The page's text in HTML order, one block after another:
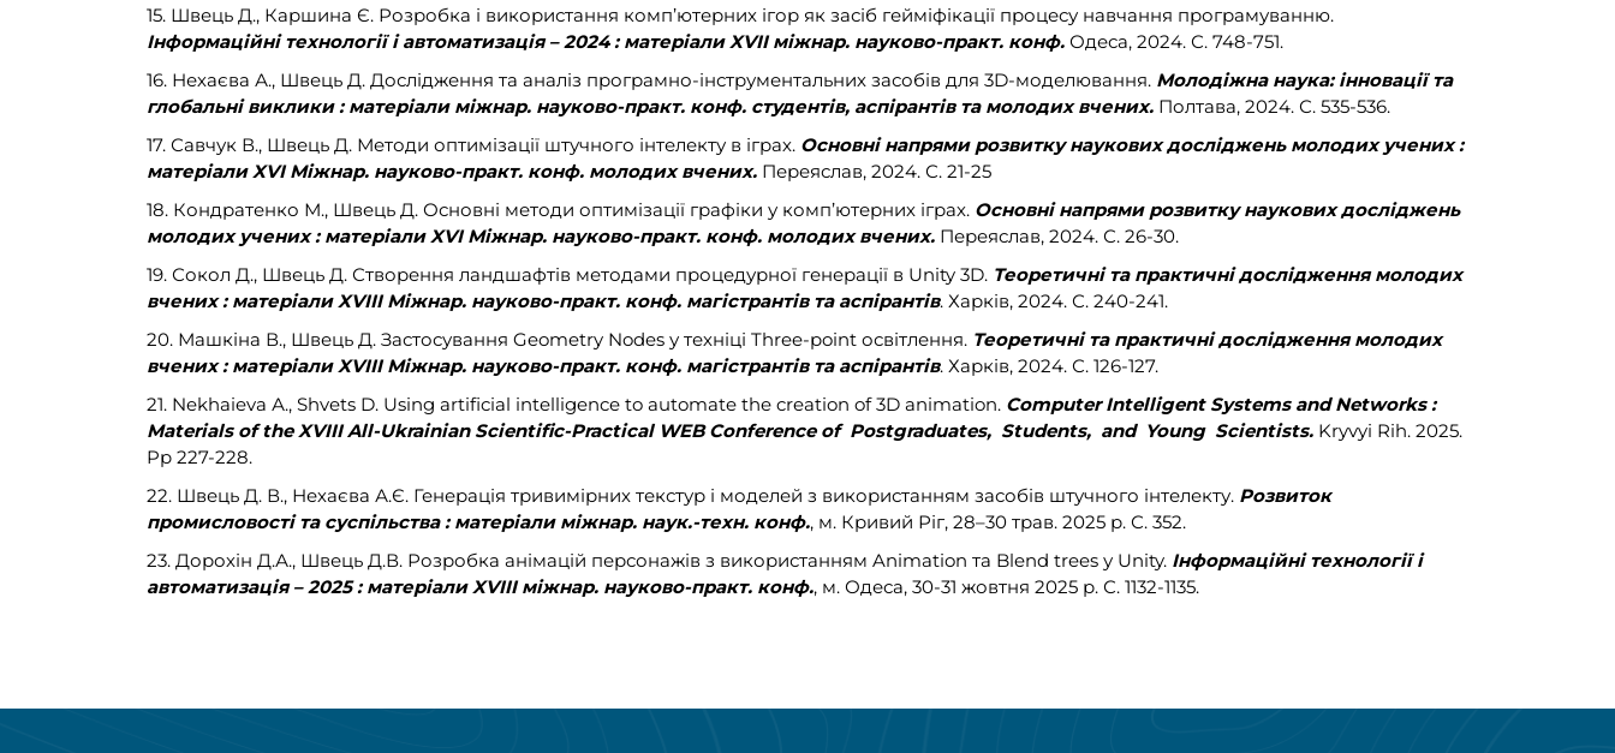
15. Швець Д., Каршина Є. Розробка і використання комп’ютерних ігор як засіб гейміфікації процесу навчання програмуванню.
Інформаційні технології і автоматизація – 2024 : матеріали XVII міжнар. науково-практ. конф. Одеса, 2024. С. 748-751.
16. Нехаєва А., Швець Д. Дослідження та аналіз програмно-інструментальних засобів для 3D-моделювання. Молодіжна наука: інновації та
глобальні виклики : матеріали міжнар. науково-практ. конф. студентів, аспірантів та молодих вчених. Полтава, 2024. С. 535-536.
17. Савчук В., Швець Д. Методи оптимізації штучного інтелекту в іграх. Основні напрями розвитку наукових досліджень молодих учених :
матеріали XVІ Міжнар. науково-практ. конф. молодих вчених. Переяслав, 2024. С. 21-25
18. Кондратенко М., Швець Д. Основні методи оптимізації графіки у комп’ютерних іграх. Основні напрями розвитку наукових досліджень
молодих учених : матеріали XVІ Міжнар. науково-практ. конф. молодих вчених. Переяслав, 2024. С. 26-30.
19. Сокол Д., Швець Д. Створення ландшафтів методами процедурної генерації в Unity 3D. Теоретичні та практичні дослідження молодих
вчених : матеріали XVІІI Міжнар. науково-практ. конф. магістрантів та аспірантів. Харків, 2024. С. 240-241.
20. Машкіна В., Швець Д. Застосування Geometry Nodes у техніці Three-point освітлення. Теоретичні та практичні дослідження молодих
вчених : матеріали XVІІI Міжнар. науково-практ. конф. магістрантів та аспірантів. Харків, 2024. С. 126-127.
21. Nekhaieva А., Shvets D. Using artificial intelligence to automate the creation of 3D animation. Computer Intelligent Systems and Networks :
Materials of the XVIII All-Ukrainian Scientific-Practical WEB Conference of Postgraduates, Students, and Young Scientists. Kryvyi Rih. 2025.
Pp 227-228.
22. Швець Д. В., Нехаєва А.Є. Генерація тривимірних текстур і моделей з використанням засобів штучного інтелекту. Розвиток
промисловості та суспільства : матеріали міжнар. наук.-техн. конф., м. Кривий Ріг, 28–30 трав. 2025 р. С. 352.
23. Дорохін Д.А., Швець Д.В. Розробка анімацій персонажів з використанням Animation та Blend trees у Unity. Інформаційні технології і
автоматизація – 2025 : матеріали XVIII міжнар. науково-практ. конф., м. Одеса, 30-31 жовтня 2025 р. С. 1132-1135.